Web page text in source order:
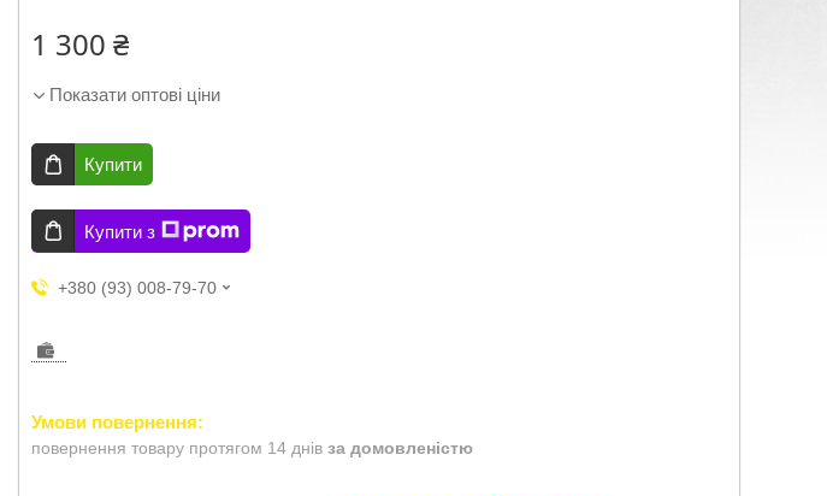
1 300 ₴
Показати оптові ціни
Купити
Купити з
+380 (93) 008-79-70
повернення товару протягом 14 днів за домовленістю